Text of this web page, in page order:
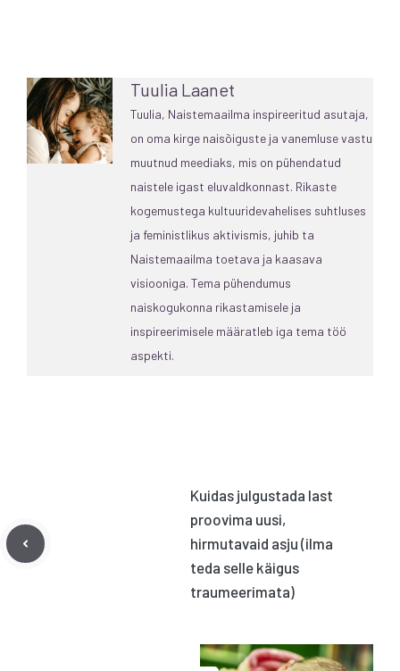
Tuulia Laanet
Tuulia, Naistemaailma inspireeritud asutaja,
on oma kirge naisõiguste ja vanemluse vastu
muutnud meediaks, mis on pühendatud
naistele igast eluvaldkonnast. Rikaste
kogemustega kultuuridevahelises suhtluses
ja feministlikus aktivismis, juhib ta
Naistemaailma toetava ja kaasava
visiooniga. Tema pühendumus
naiskogukonna rikastamisele ja
inspireerimisele määratleb iga tema töö
aspekti.
Kuidas julgustada last
proovima uusi,
hirmutavaid asju (ilma
teda selle käigus
traumeerimata)